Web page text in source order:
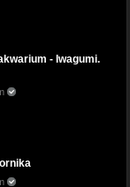
- Iwagumi.